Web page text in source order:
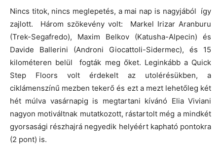
Nincs titok, nincs meglepetés, a mai nap is nagyjából így
zajlott. Három szökevény volt: Markel Irizar Aranburu
(Trek-Segafredo), Maxim Belkov (Katusha-Alpecin) és
Davide Ballerini (Androni Giocattoli-Sidermec), és 15
kilométeren belül fogták meg őket. Leginkább a Quick
Step Floors volt érdekelt az utolérésükben, a
ciklámenszínű mezben tekerő és ezt a mezt lehetőleg két
hét múlva vasárnapig is megtartani kívánó Elia Viviani
nagyon motiváltnak mutatkozott, rástartolt még a mindkét
gyorsasági részhajrá negyedik helyéért kapható pontokra
(2 pont) is.